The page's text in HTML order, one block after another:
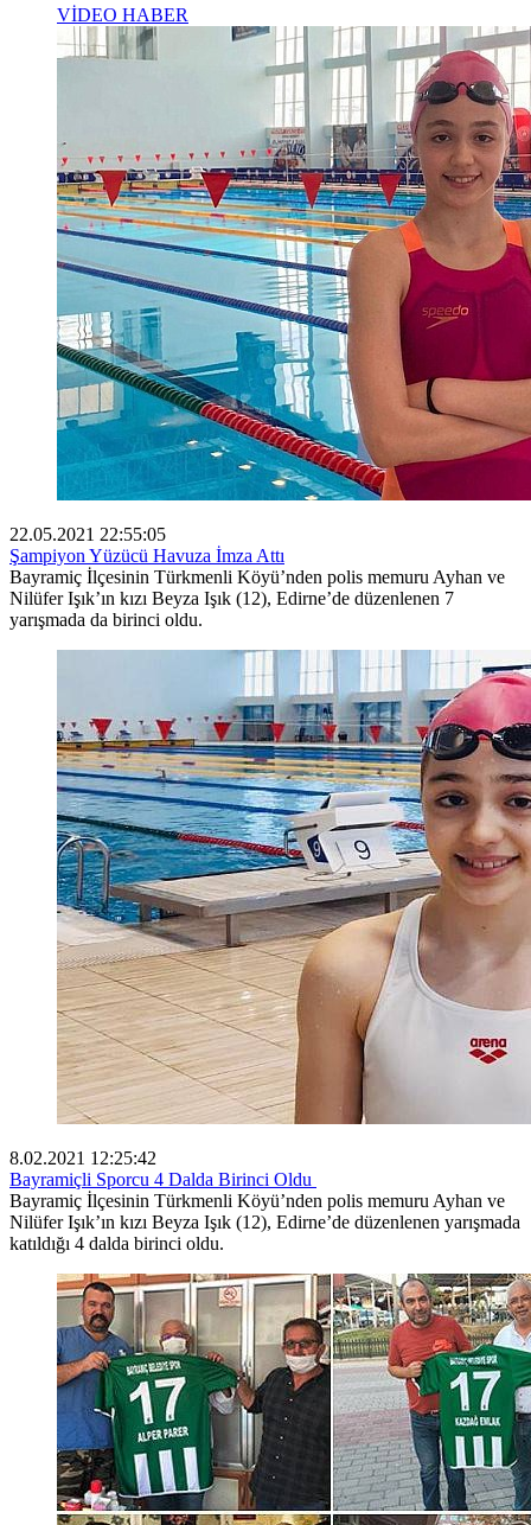
VİDEO HABER
22.05.2021 22:55:05
Şampiyon Yüzücü Havuza İmza Attı
Bayramiç İlçesinin Türkmenli Köyü’nden polis memuru Ayhan ve
Nilüfer Işık’ın kızı Beyza Işık (12), Edirne’de düzenlenen 7
yarışmada da birinci oldu.
8.02.2021 12:25:42
Bayramiçli Sporcu 4 Dalda Birinci Oldu
Bayramiç İlçesinin Türkmenli Köyü’nden polis memuru Ayhan ve
Nilüfer Işık’ın kızı Beyza Işık (12), Edirne’de düzenlenen yarışmada
katıldığı 4 dalda birinci oldu.